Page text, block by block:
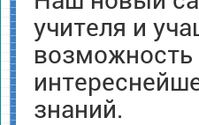
учителя и
возможность
знаний.